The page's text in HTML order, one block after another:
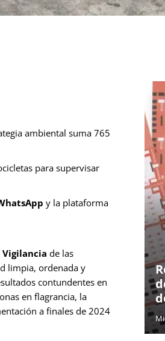
ambiental suma 765
para supervisar
y la plataforma
de las
limpia, ordenada y
contundentes en
en flagrancia, la
a finales de 2024